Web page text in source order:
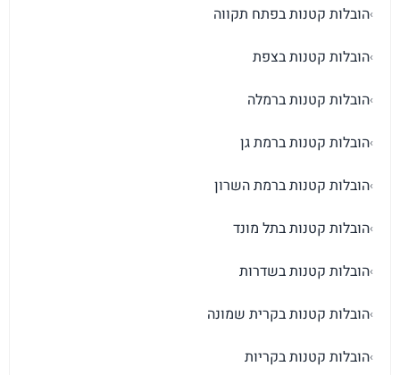
›הובלות קטנות בפתח תקווה
›הובלות קטנות בצפת
›הובלות קטנות ברמלה
›הובלות קטנות ברמת גן
›הובלות קטנות ברמת השרון
›הובלות קטנות בתל מונד
›הובלות קטנות בשדרות
›הובלות קטנות בקרית שמונה
›הובלות קטנות בקריות